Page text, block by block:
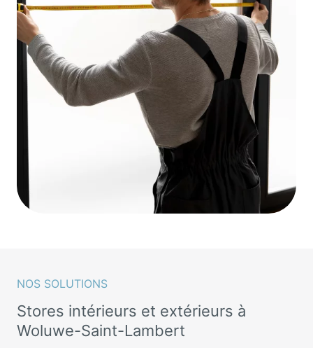
NOS SOLUTIONS
Stores intérieurs et extérieurs à
Woluwe-Saint-Lambert